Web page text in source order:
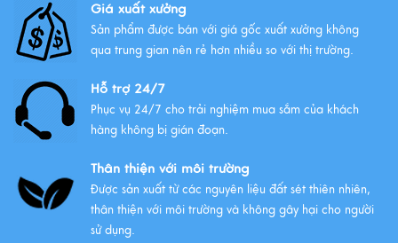
Giá xuất xưởng
Sản phẩm được bán với giá gốc xuất xưởng không
qua trung gian nên rẻ hơn nhiều so với thị trường.
Hỗ trợ 24/7
Phục vụ 24/7 cho trải nghiệm mua sắm của khách
hàng không bị gián đoạn.
Thân thiện với môi trường
Được sản xuất từ các nguyên liệu đất sét thiên nhiên,
thân thiện với môi trường và không gây hại cho người
sử dụng.